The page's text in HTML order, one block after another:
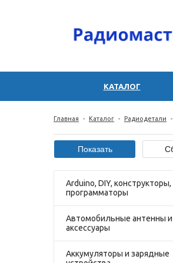
КАТАЛОГ
Главная - Каталог - Радиодетали -
Arduino, DIY, конструкторы,
программаторы
Автомобильные антенны и
аксессуары
Аккумуляторы и зарядные